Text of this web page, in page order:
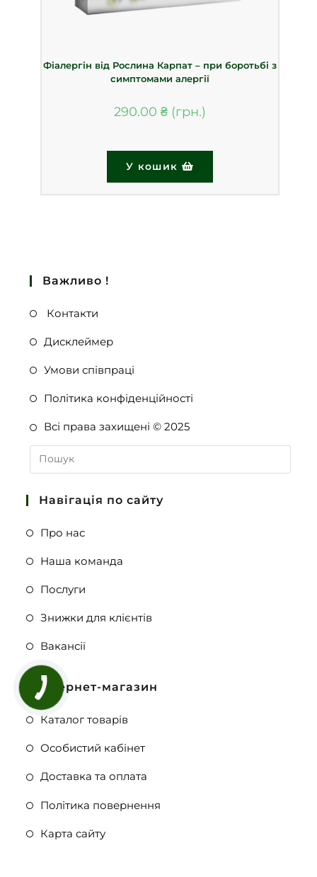
Фіалергін від Рослина Карпат – при боротьбі з
симптомами алергії
290.00 ₴
У кошик
Важливо !
Контакти
Дисклеймер
Умови співпраці
Політика конфіденційності
Всі права захищені © 2025
Навігація по сайту
Про нас
Наша команда
Послуги
Знижки для клієнтів
Вакансії
Інтернет-магазин
Каталог товарів
Особистий кабінет
Доставка та оплата
Політика повернення
Карта сайту